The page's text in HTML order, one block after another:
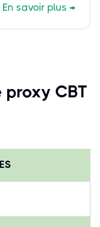
En savoir plus →
CBT